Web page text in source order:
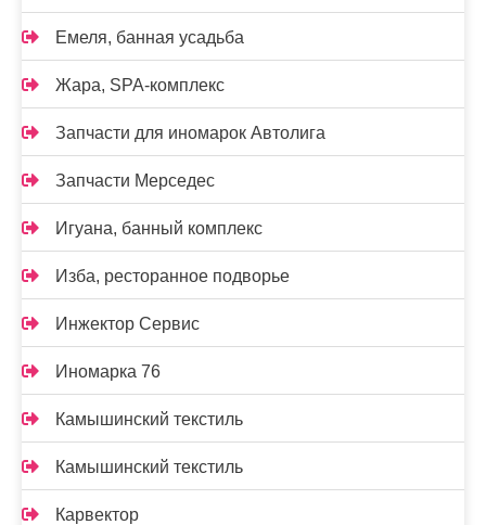
Емеля, банная усадьба
Жара, SPA-комплекс
Запчасти для иномарок Автолига
Запчасти Мерседес
Игуана, банный комплекс
Изба, ресторанное подворье
Инжектор Сервис
Иномарка 76
Камышинский текстиль
Камышинский текстиль
Карвектор